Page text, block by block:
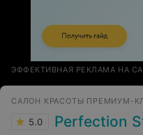
ЭФФЕКТИВНАЯ РЕКЛАМА НА
САЛОН КРАСОТЫ ПРЕМИУМ-
5.0 Perfection